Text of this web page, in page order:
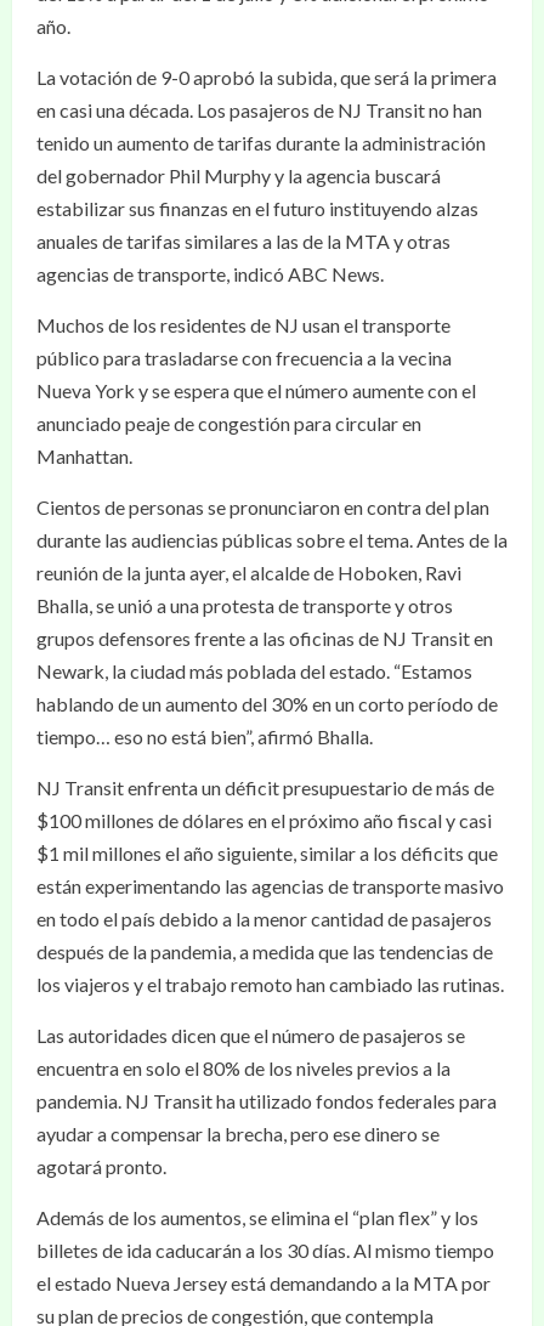
año.
La votación de 9-0 aprobó la subida, que será la primera
en casi una década. Los pasajeros de NJ Transit no han
tenido un aumento de tarifas durante la administración
del gobernador Phil Murphy y la agencia buscará
estabilizar sus finanzas en el futuro instituyendo alzas
anuales de tarifas similares a las de la MTA y otras
agencias de transporte, indicó ABC News.
Muchos de los residentes de NJ usan el transporte
público para trasladarse con frecuencia a la vecina
Nueva York y se espera que el número aumente con el
anunciado peaje de congestión para circular en
Manhattan.
Cientos de personas se pronunciaron en contra del plan
durante las audiencias públicas sobre el tema. Antes de la
reunión de la junta ayer, el alcalde de Hoboken, Ravi
Bhalla, se unió a una protesta de transporte y otros
grupos defensores frente a las oficinas de NJ Transit en
Newark, la ciudad más poblada del estado. “Estamos
hablando de un aumento del 30% en un corto período de
tiempo… eso no está bien”, afirmó Bhalla.
NJ Transit enfrenta un déficit presupuestario de más de
$100 millones de dólares en el próximo año fiscal y casi
$1 mil millones el año siguiente, similar a los déficits que
están experimentando las agencias de transporte masivo
en todo el país debido a la menor cantidad de pasajeros
después de la pandemia, a medida que las tendencias de
los viajeros y el trabajo remoto han cambiado las rutinas.
Las autoridades dicen que el número de pasajeros se
encuentra en solo el 80% de los niveles previos a la
pandemia. NJ Transit ha utilizado fondos federales para
ayudar a compensar la brecha, pero ese dinero se
agotará pronto.
Además de los aumentos, se elimina el “plan flex” y los
billetes de ida caducarán a los 30 días. Al mismo tiempo
el estado Nueva Jersey está demandando a la MTA por
su plan de precios de congestión, que contempla